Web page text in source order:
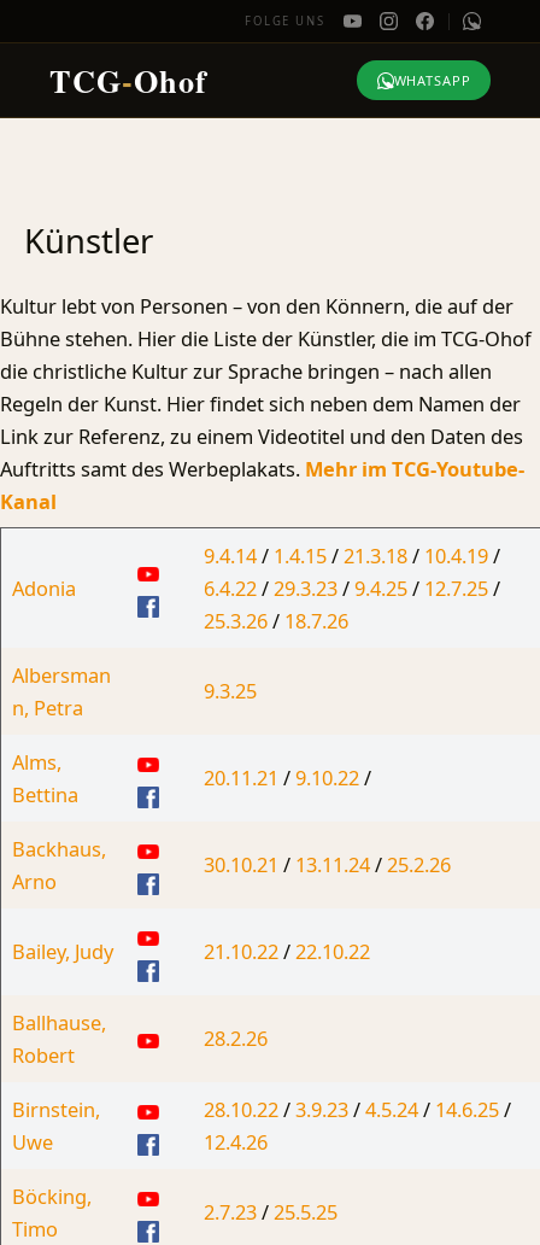
FOLGE UNS
TCG-Ohof WHATSAPP
Künstler
Kultur lebt von Personen – von den Könnern, die auf der
Bühne stehen. Hier die Liste der Künstler, die im TCG-Ohof
die christliche Kultur zur Sprache bringen – nach allen
Regeln der Kunst. Hier findet sich neben dem Namen der
Link zur Referenz, zu einem Videotitel und den Daten des
Auftritts samt des Werbeplakats. Mehr im TCG-Youtube-
Kanal
Adonia
9.4.14/ 1.4.15/21.3.18/ 10.4.19/
6.4.22/29.3.23/9.4.25/ 12.7.25/
25.3.26/ 18.7.26
Albersman
n, Petra
9.3.25
Alms,
Bettina
20.11.21 /9.10.22/
Backhaus,
Arno
30.10.21 / 13.11.24/25.2.26
Bailey, Judy 21.10.22/22.10.22
Ballhause,
Robert
28.2.26
Birnstein,
Uwe
28.10.22/3.9.23/4.5.24/ 14.6.25/
12.4.26
Böcking,
Timo
2.7.23/25.5.25